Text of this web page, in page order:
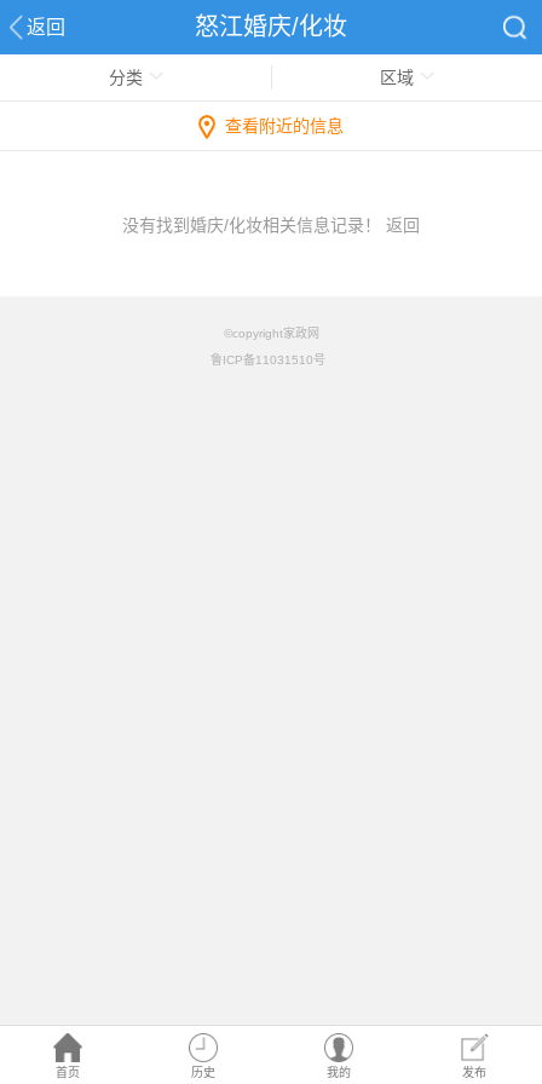
返回 怒江婚庆/化妆
首页 历史 我的 发布
分类 区域
查看附近的信息
没有找到婚庆/化妆相关信息记录！ 返回
©copyright家政网
鲁ICP备11031510号